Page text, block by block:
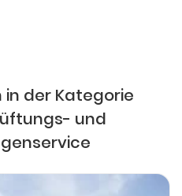
in der Kategorie
und